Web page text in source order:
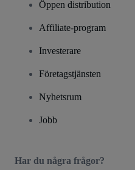
Öppen distribution
Affiliate-program
Investerare
Företagstjänsten
Nyhetsrum
Jobb
Har du några frågor?